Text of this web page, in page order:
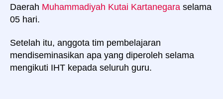
Daerah Muhammadiyah Kutai Kartanegara selama
05 hari.
Setelah itu, anggota tim pembelajaran
mendiseminasikan apa yang diperoleh selama
mengikuti IHT kepada seluruh guru.